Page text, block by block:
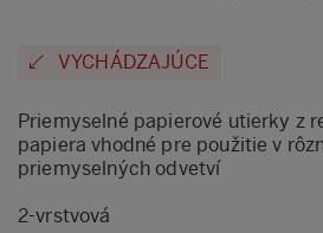
VYCHÁDZAJÚCE
Priemyselné papierové utierky z
papiera vhodné pre použitie v
priemyselných odvetví
2-vrstvová